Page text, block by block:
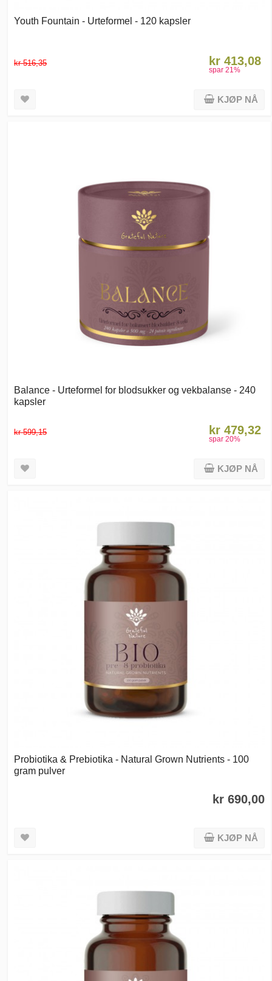
Youth Fountain - Urteformel - 120 kapsler
kr 516,35 kr 413,08
spar 21%
KJØP NÅ
Balance - Urteformel for blodsukker og vekbalanse - 240
kapsler
kr 599,15 kr 479,32
spar 20%
KJØP NÅ
Probiotika & Prebiotika - Natural Grown Nutrients - 100
gram pulver
kr 690,00
KJØP NÅ